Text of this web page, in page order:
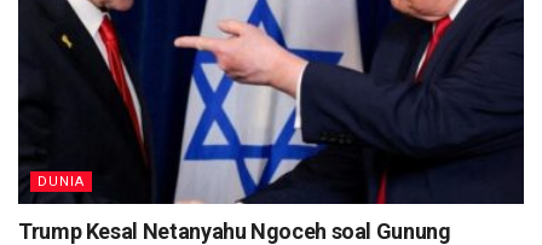
DUNIA
Trump Kesal Netanyahu Ngoceh soal Gunung